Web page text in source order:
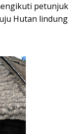
petunjuk
Hutan lindung